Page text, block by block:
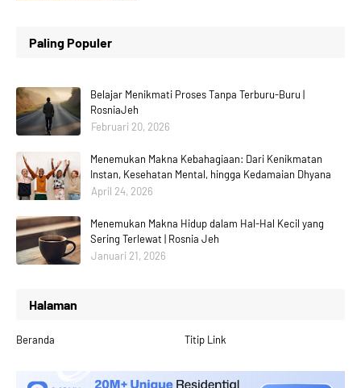
Paling Populer
Belajar Menikmati Proses Tanpa Terburu-Buru |
RosniaJeh
Februari 20, 2026
Menemukan Makna Kebahagiaan: Dari Kenikmatan
Instan, Kesehatan Mental, hingga Kedamaian Dhyana
April 24, 2026
Menemukan Makna Hidup dalam Hal-Hal Kecil yang
Sering Terlewat | Rosnia Jeh
Januari 21, 2026
Halaman
Beranda Titip Link